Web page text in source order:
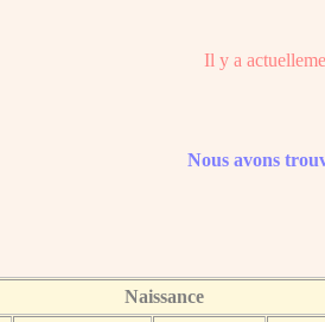
Il y a
Nous avons
Naissance